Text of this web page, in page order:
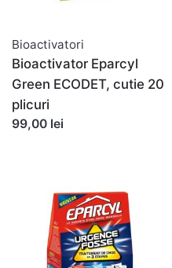
Bioactivatori
Bioactivator Eparcyl
Green ECODET, cutie 20
plicuri
99,00 lei